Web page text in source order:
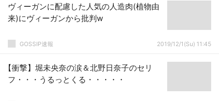
ヴィーガンに配慮した人気の人造肉(植物由
来)にヴィーガンから批判w
GOSSIP速報 2019/12/1(Su) 11:45
【衝撃】堀未央奈の涙＆北野日奈子のセリ
フ・・・うるっとくる・・・・・